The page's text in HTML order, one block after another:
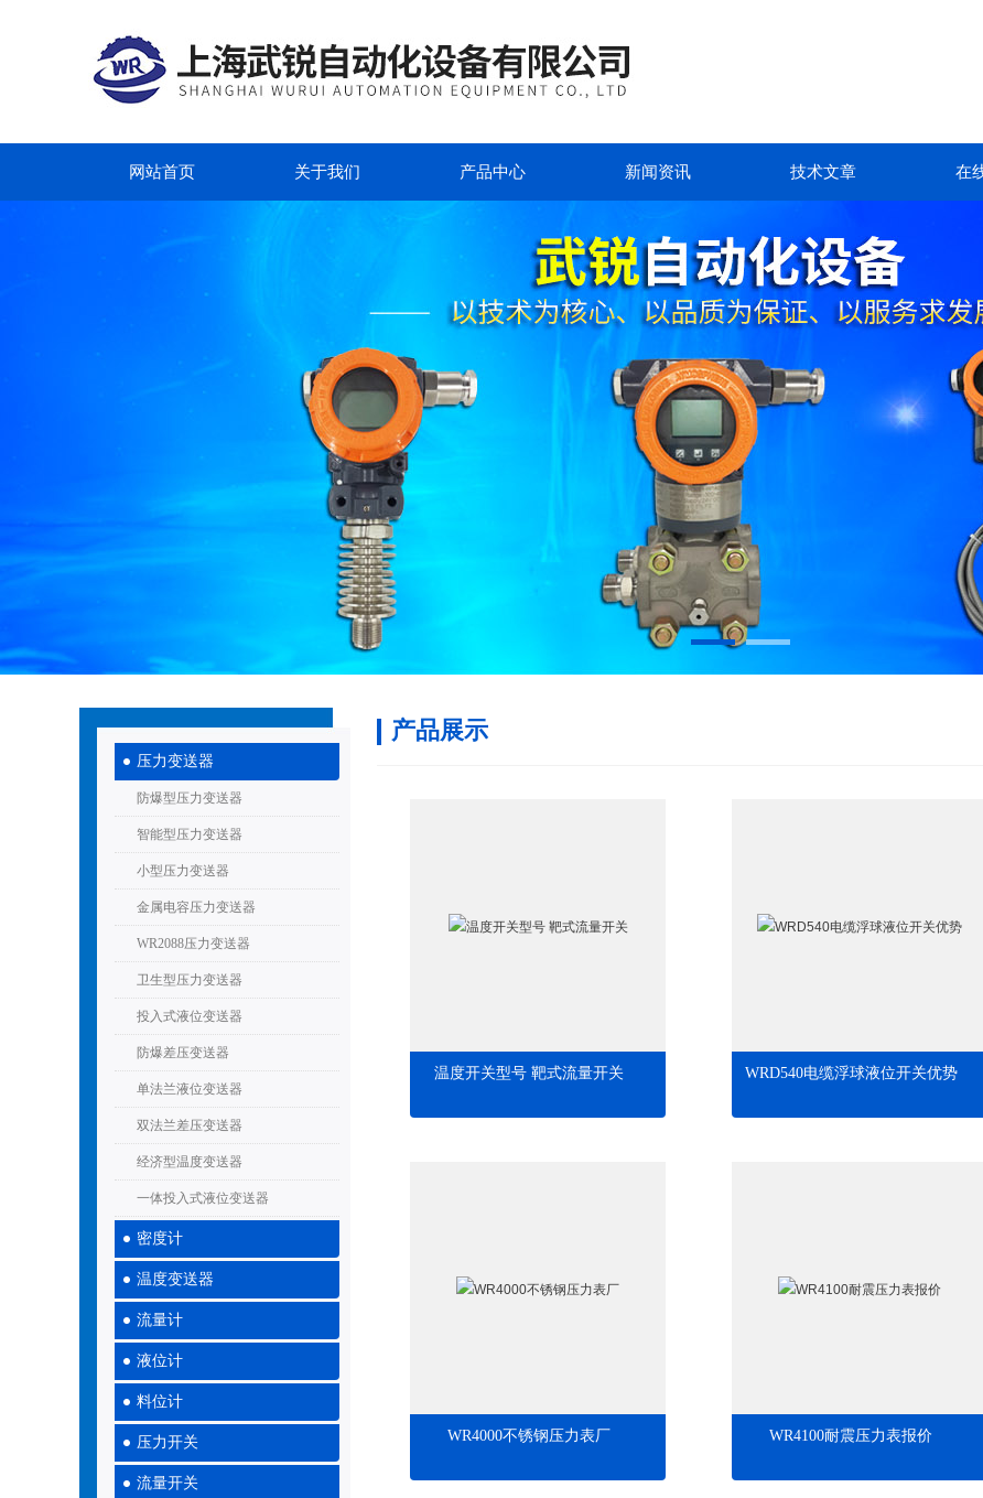
网站首页 关于我们 产品中心 新闻资讯 技术文章 在
压力变送器
防爆型压力变送器
智能型压力变送器
小型压力变送器
金属电容压力变送器
WR2088压力变送器
卫生型压力变送器
投入式液位变送器
防爆差压变送器
单法兰液位变送器
双法兰差压变送器
经济型温度变送器
一体投入式液位变送器
密度计
温度变送器
流量计
液位计
料位计
压力开关
流量开关
产品展示
温度开关型号 靶式流量开关 WRD540电缆浮球液位开关优势
WR4000不锈钢压力表厂 WR4100耐震压力表报价